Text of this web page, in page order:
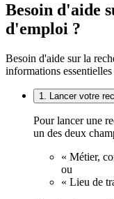
Besoin d'aide
d'emploi ?
Besoin d'aide sur la
informations
1. Lancer votre
Pour lancer une
un des deux
« Métier,
ou
« Lieu de